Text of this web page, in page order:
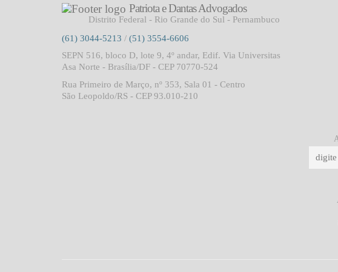
Patriota e Dantas Advogados
Distrito Federal - Rio Grande do Sul - Pernambuco
(61) 3044-5213 / (51) 3554-6606
SEPN 516, bloco D, lote 9, 4º andar, Edif. Via Universitas
Asa Norte - Brasília/DF - CEP 70770-524
Rua Primeiro de Março, nº 353, Sala 01 - Centro
São Leopoldo/RS - CEP 93.010-210